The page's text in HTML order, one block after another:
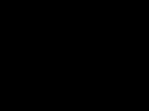
порадовало – цвета
воспользуюсь снова!